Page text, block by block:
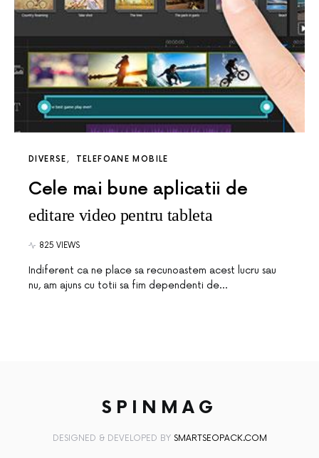
DIVERSE TELEFOANE MOBILE
Cele mai bune aplicatii de
editare video pentru tableta
825 VIEWS
Indiferent ca ne place sa recunoastem acest lucru sau
nu, am ajuns cu totii sa fim dependenti de…
SPINMAG
DESIGNED & DEVELOPED BY SMARTSEOPACK.COM